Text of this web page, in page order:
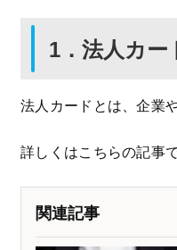
1．法人カー
法人カードとは、企業
詳しくはこちらの記事
関連記事